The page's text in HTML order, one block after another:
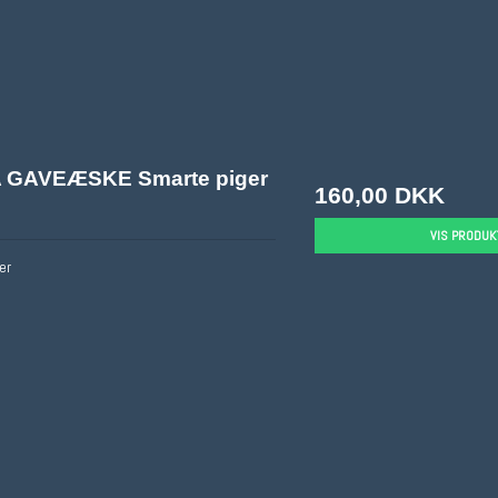
GAVEÆSKE Smarte piger
160,00 DKK
VIS